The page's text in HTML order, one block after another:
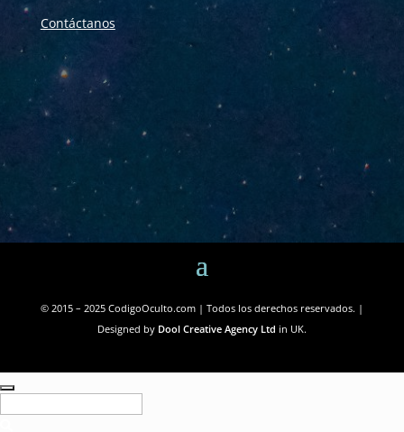
Contáctanos
© 2015 – 2025 CodigoOculto.com | Todos los derechos reservados. |
Designed by Dool Creative Agency Ltd in UK.